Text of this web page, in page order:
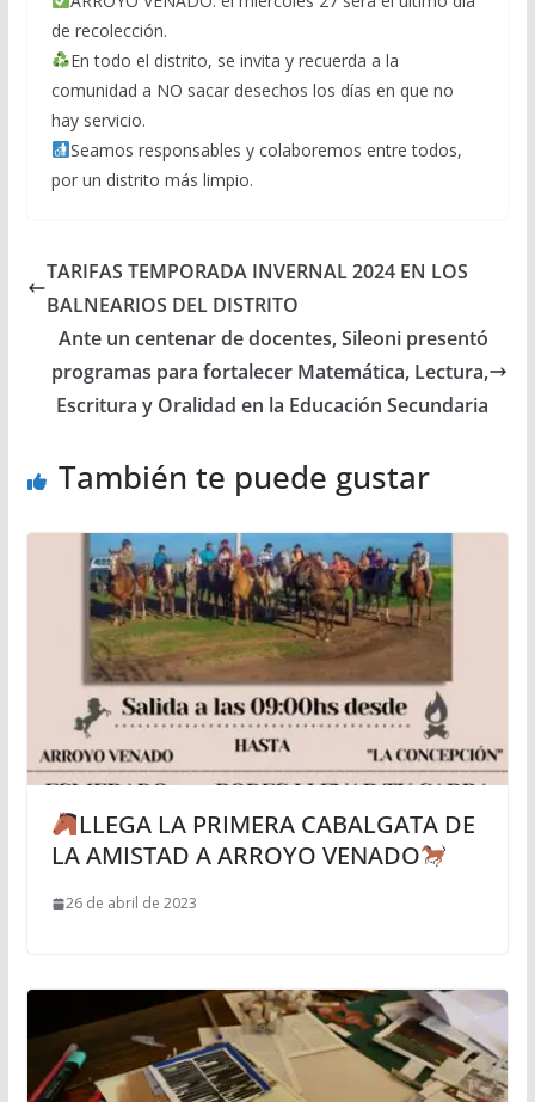
de recolección.
En todo el distrito, se invita y recuerda a la
comunidad a NO sacar desechos los días en que no
hay servicio.
Seamos responsables y colaboremos entre todos,
por un distrito más limpio.
TARIFAS TEMPORADA INVERNAL 2024 EN LOS
BALNEARIOS DEL DISTRITO
Ante un centenar de docentes, Sileoni presentó
programas para fortalecer Matemática, Lectura,
Escritura y Oralidad en la Educación Secundaria
También te puede gustar
LLEGA LA PRIMERA CABALGATA DE
LA AMISTAD A ARROYO VENADO
26 de abril de 2023